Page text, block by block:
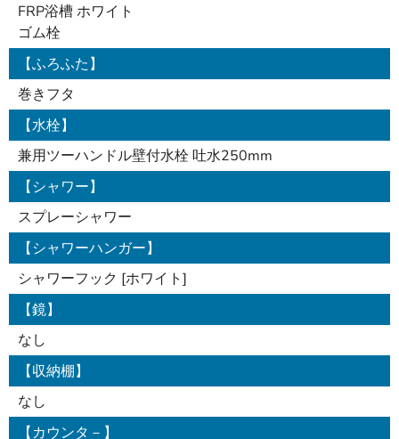
FRP浴槽 ホワイト
ゴム栓
【ふろふた】
巻きフタ
【水栓】
兼用ツーハンドル壁付水栓 吐水250mm
【シャワー】
スプレーシャワー
【シャワーハンガー】
シャワーフック [ホワイト]
【鏡】
なし
【収納棚】
なし
【カウンタ－】